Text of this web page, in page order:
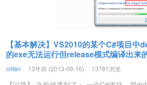
【基本解决】VS2010的某个C#项目中
的exe无法运行但release模式编译出来
crifan 13年前 (2013-09-16) 13781浏览